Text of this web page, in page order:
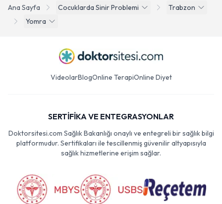
Ana Sayfa Cocuklarda Sinir Problemi
Trabzon
Yomra
VideolarBlogOnline TerapiOnline Diyet
SERTİFİKA VE ENTEGRASYONLAR
Doktorsitesi.com Sağlık Bakanlığı onaylı ve entegreli bir sağlık bilgi
platformudur. Sertifikaları ile tescillenmiş güvenilir altyapısıyla
sağlık hizmetlerine erişim sağlar.